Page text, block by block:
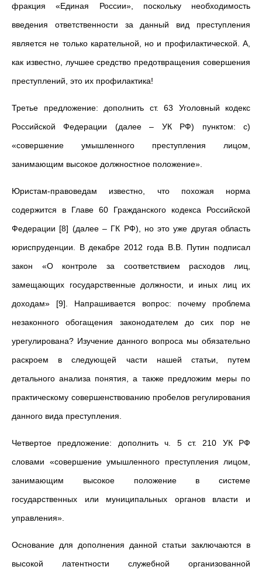
фракция «Единая России», поскольку необходимость
введения ответственности за данный вид преступления
является не только карательной, но и профилактической. А,
как известно, лучшее средство предотвращения совершения
преступлений, это их профилактика!
Третье предложение: дополнить ст. 63 Уголовный кодекс
Российской Федерации (далее – УК РФ) пунктом: с)
«совершение умышленного преступления лицом,
занимающим высокое должностное положение».
Юристам-правоведам известно, что похожая норма
содержится в Главе 60 Гражданского кодекса Российской
Федерации [8] (далее – ГК РФ), но это уже другая область
юриспруденции. В декабре 2012 года В.В. Путин подписал
закон «О контроле за соответствием расходов лиц,
замещающих государственные должности, и иных лиц их
доходам» [9]. Напрашивается вопрос: почему проблема
незаконного обогащения законодателем до сих пор не
урегулирована? Изучение данного вопроса мы обязательно
раскроем в следующей части нашей статьи, путем
детального анализа понятия, а также предложим меры по
практическому совершенствованию пробелов регулирования
данного вида преступления.
Четвертое предложение: дополнить ч. 5 ст. 210 УК РФ
словами «совершение умышленного преступления лицом,
занимающим высокое положение в системе
государственных или муниципальных органов власти и
управления».
Основание для дополнения данной статьи заключаются в
высокой латентности служебной организованной